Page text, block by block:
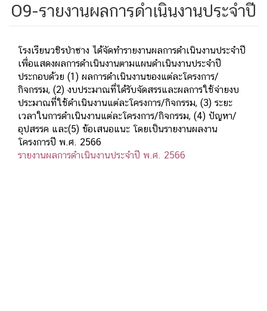
O9-รายงานผลการดำเนินงานประจำปี
โรงเรียนวชิรป่าซาง ได้จัดทำรายงานผลการดำเนินงานประจำปี
เพื่อแสดงผลการดำเนินงานตามแผนดำเนินงานประจำปี
ประกอบด้วย (1) ผลการดำเนินงานของแต่ละโครงการ/
กิจกรรม, (2) งบประมาณที่ได้รับจัดสรรและผลการใช้จ่ายงบ
ประมาณที่ใช้ดำเนินงานแต่ละโครงการ/กิจกรรม, (3) ระยะ
เวลาในการดำเนินงานแต่ละโครงการ/กิจกรรม, (4) ปัญหา/
อุปสรรค และ(5) ข้อเสนอแนะ โดยเป็นรายงานผลงาน
โครงการปี พ.ศ. 2566
รายงานผลการดำเนินงานประจำปี พ.ศ. 2566